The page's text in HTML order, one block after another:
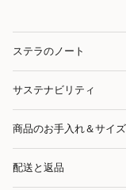
ステラのノート
サステナビリティ
商品のお手入れ＆サイズ
配送と返品